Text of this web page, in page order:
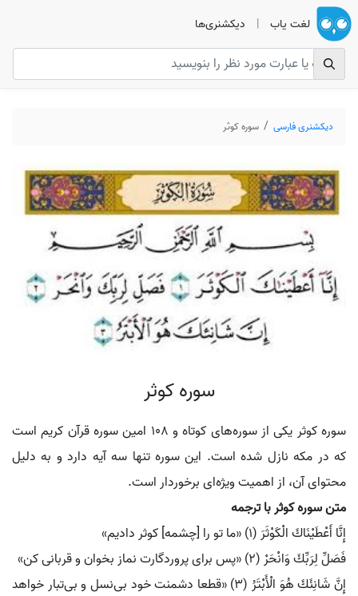
لغت یاب | دیکشنری‌ها
دیکشنری فارسی سوره کوثر
سوره کوثر
سوره کوثر یکی از سوره‌های کوتاه و 108 امین سوره قرآن کریم است
که در مکه نازل شده است. این سوره تنها سه آیه دارد و به دلیل
محتوای آن، از اهمیت ویژه‌ای برخوردار است.
متن سوره کوثر با ترجمه
إِنَّا أَعْطَيْنَاكَ الْكَوْثَرَ (1) «ما تو را [چشمه] كوثر داديم»
فَصَلِّ لِرَبِّكَ وَانْحَرْ (2) «پس برای پروردگارت نماز بخوان و قربانی کن»
إِنَّ شَانِئَكَ هُوَ الْأَبْتَرُ (3) «قطعا دشمنت‏ خود بی‌نسل و بی‌تبار خواهد